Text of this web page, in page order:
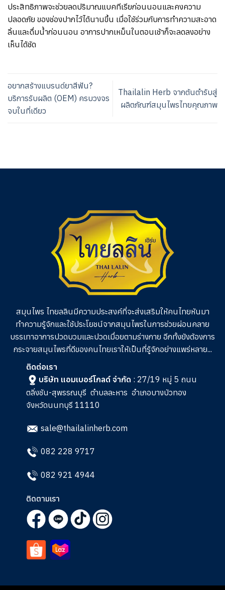
ประสิทธิภาพจะช่วยลดปริมาณแบคทีเรียก่อนนอนและคงความ
ปลอดภัย ของช่องปากไว้ได้นานขึ้น เมื่อใช้ร่วมกับการทำความสะอาด
ลิ้นและดื่มน้ำก่อนนอน อาการปากเหม็นในตอนเช้าก็จะลดลงอย่าง
เห็นได้ชัด
อยากสร้างแบรนด์ยาสีฟัน?
บริการรับผลิต (OEM) ครบวงจร
จบในที่เดียว
Thailalin Herb จากต้นตำรับสู่
ผลิตภัณฑ์สมุนไพรไทยคุณภาพ
สมุนไพร ไทยลลินมีความประสงค์ที่จะส่งเสริมให้คนไทยหันมา
ทำความรู้จักและใช้ประโยชน์จากสมุนไพรในการช่วยผ่อนคลาย
บรรเทาอาการปวดบวมและปวดเมื่อยตามร่างกาย อีกทั้งยังต้องการ
กระจายสมุนไพรที่ดีของคนไทยเราให้เป็นที่รู้จักอย่างแพร่หลาย...
ติดต่อเรา
บริษัท แอมเบอร์โกลด์ จำกัด : 27/19 หมู่ 5 ถนน
ตลิ่งชัน-สุพรรณบุรี ตำบลละหาร อำเภอบางบัวทอง
จังหวัดนนทบุรี 11110
sale@thailalinherb.com
082 228 9717
082 921 4944
ติดตามเรา